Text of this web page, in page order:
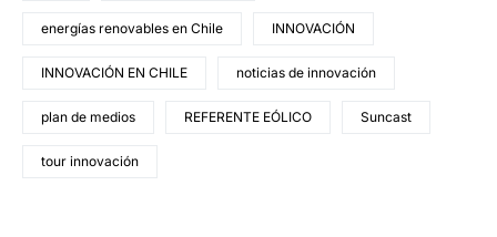
energías renovables en Chile INNOVACIÓN
INNOVACIÓN EN CHILE noticias de innovación
plan de medios REFERENTE EÓLICO Suncast
tour innovación